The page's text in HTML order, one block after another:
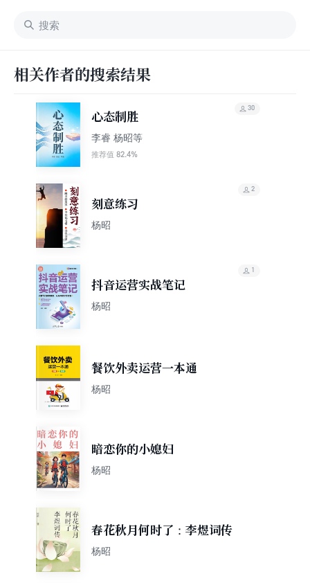
相关作者的搜索结果
心态制胜
李睿 杨昭等
推荐值 82.4%
30
刻意练习
杨昭
2
抖音运营实战笔记
杨昭
1
餐饮外卖运营一本通
杨昭
暗恋你的小媳妇
杨昭
春花秋月何时了：李煜词传
杨昭